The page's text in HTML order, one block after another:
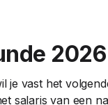
2026
je vast het
salaris van een